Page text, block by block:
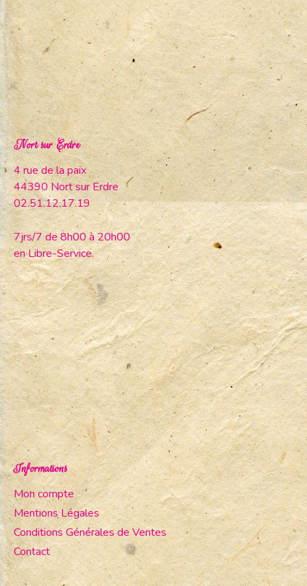
Nort sur Erdre
4 rue de la paix
44390 Nort sur Erdre
02.51.12.17.19
7jrs/7 de 8h00 à 20h00
en Libre-Service.
Informations
Mon compte
Mentions Légales
Conditions Générales de Ventes
Contact